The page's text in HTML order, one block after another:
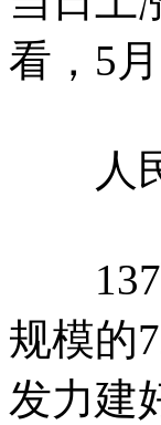
看，5
人民
137
规模的
发力建